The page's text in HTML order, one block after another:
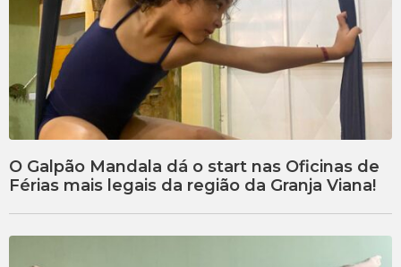
O Galpão Mandala dá o start nas Oficinas de
Férias mais legais da região da Granja Viana!